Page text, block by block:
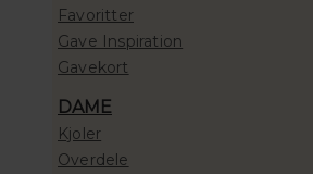
Favoritter
Gave Inspiration
Gavekort
DAME
Kjoler
Overdele